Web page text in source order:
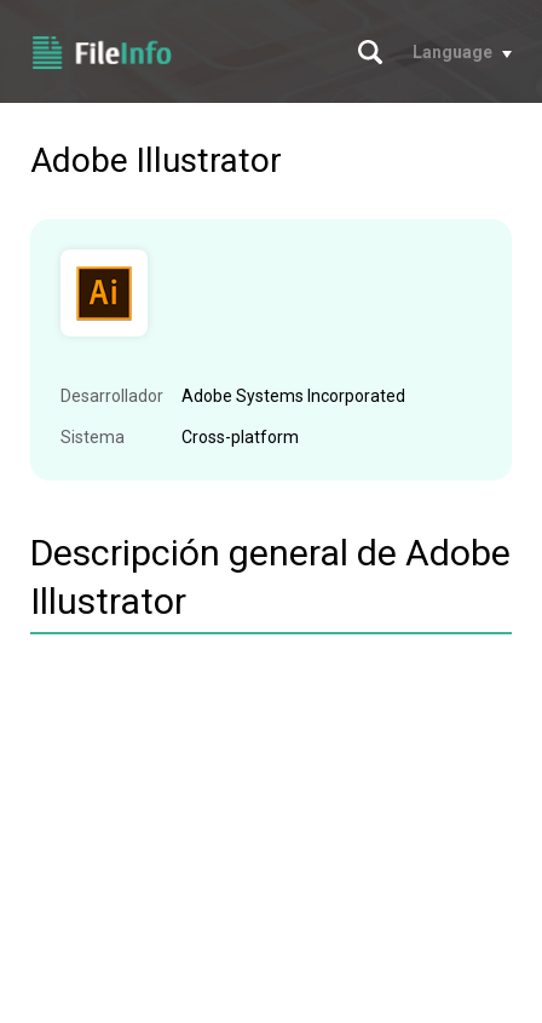
Buscar
Language
Adobe Illustrator
Desarrollador Adobe Systems Incorporated
Sistema Cross-platform
Descripción general de Adobe
Illustrator